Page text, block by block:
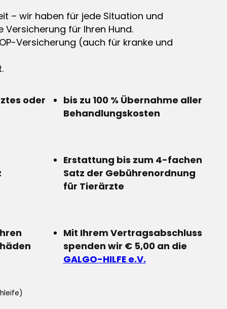
– wir haben für jede Situation und
Versicherung für Ihren Hund.
Versicherung (auch für kranke und
oder
bis zu 100 % Übernahme aller
Behandlungskosten
Erstattung bis zum 4-fachen
Satz der Gebührenordnung
für Tierärzte
Mit Ihrem Vertragsabschluss
spenden wir € 5,00 an die
GALGO-HILFE e.V.